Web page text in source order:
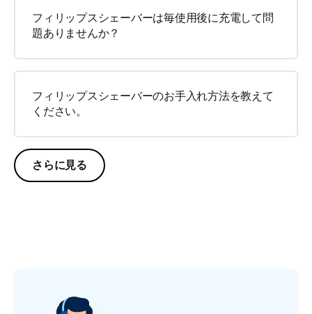
フィリップスシェーバーは毎使用後に充電して問
題ありませんか？
フィリップスシェーバーのお手入れ方法を教えて
ください。
さらに見る